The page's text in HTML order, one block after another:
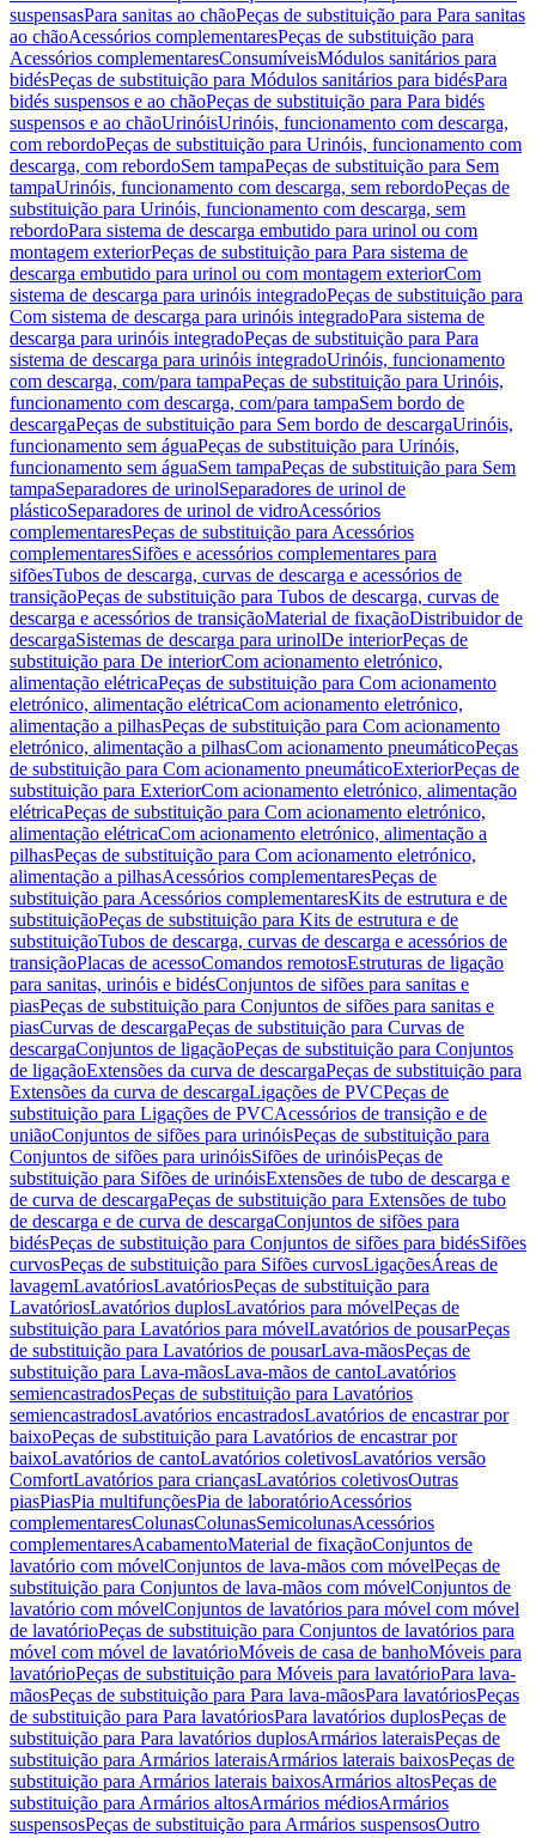
suspensasPara sanitas ao chãoPeças de substituição para Para sanitas
ao chãoAcessórios complementaresPeças de substituição para
Acessórios complementaresConsumíveisMódulos sanitários para
bidésPeças de substituição para Módulos sanitários para bidésPara
bidés suspensos e ao chãoPeças de substituição para Para bidés
suspensos e ao chãoUrinóisUrinóis, funcionamento com descarga,
com rebordoPeças de substituição para Urinóis, funcionamento com
descarga, com rebordoSem tampaPeças de substituição para Sem
tampaUrinóis, funcionamento com descarga, sem rebordoPeças de
substituição para Urinóis, funcionamento com descarga, sem
rebordoPara sistema de descarga embutido para urinol ou com
montagem exteriorPeças de substituição para Para sistema de
descarga embutido para urinol ou com montagem exteriorCom
sistema de descarga para urinóis integradoPeças de substituição para
Com sistema de descarga para urinóis integradoPara sistema de
descarga para urinóis integradoPeças de substituição para Para
sistema de descarga para urinóis integradoUrinóis, funcionamento
com descarga, com/para tampaPeças de substituição para Urinóis,
funcionamento com descarga, com/para tampaSem bordo de
descargaPeças de substituição para Sem bordo de descargaUrinóis,
funcionamento sem águaPeças de substituição para Urinóis,
funcionamento sem águaSem tampaPeças de substituição para Sem
tampaSeparadores de urinolSeparadores de urinol de
plásticoSeparadores de urinol de vidroAcessórios
complementaresPeças de substituição para Acessórios
complementaresSifões e acessórios complementares para
sifõesTubos de descarga, curvas de descarga e acessórios de
transiçãoPeças de substituição para Tubos de descarga, curvas de
descarga e acessórios de transiçãoMaterial de fixaçãoDistribuidor de
descargaSistemas de descarga para urinolDe interiorPeças de
substituição para De interiorCom acionamento eletrónico,
alimentação elétricaPeças de substituição para Com acionamento
eletrónico, alimentação elétricaCom acionamento eletrónico,
alimentação a pilhasPeças de substituição para Com acionamento
eletrónico, alimentação a pilhasCom acionamento pneumáticoPeças
de substituição para Com acionamento pneumáticoExteriorPeças de
substituição para ExteriorCom acionamento eletrónico, alimentação
elétricaPeças de substituição para Com acionamento eletrónico,
alimentação elétricaCom acionamento eletrónico, alimentação a
pilhasPeças de substituição para Com acionamento eletrónico,
alimentação a pilhasAcessórios complementaresPeças de
substituição para Acessórios complementaresKits de estrutura e de
substituiçãoPeças de substituição para Kits de estrutura e de
substituiçãoTubos de descarga, curvas de descarga e acessórios de
transiçãoPlacas de acessoComandos remotosEstruturas de ligação
para sanitas, urinóis e bidésConjuntos de sifões para sanitas e
piasPeças de substituição para Conjuntos de sifões para sanitas e
piasCurvas de descargaPeças de substituição para Curvas de
descargaConjuntos de ligaçãoPeças de substituição para Conjuntos
de ligaçãoExtensões da curva de descargaPeças de substituição para
Extensões da curva de descargaLigações de PVCPeças de
substituição para Ligações de PVCAcessórios de transição e de
uniãoConjuntos de sifões para urinóisPeças de substituição para
Conjuntos de sifões para urinóisSifões de urinóisPeças de
substituição para Sifões de urinóisExtensões de tubo de descarga e
de curva de descargaPeças de substituição para Extensões de tubo
de descarga e de curva de descargaConjuntos de sifões para
bidésPeças de substituição para Conjuntos de sifões para bidésSifões
curvosPeças de substituição para Sifões curvosLigaçõesÁreas de
lavagemLavatóriosLavatóriosPeças de substituição para
LavatóriosLavatórios duplosLavatórios para móvelPeças de
substituição para Lavatórios para móvelLavatórios de pousarPeças
de substituição para Lavatórios de pousarLava-mãosPeças de
substituição para Lava-mãosLava-mãos de cantoLavatórios
semiencastradosPeças de substituição para Lavatórios
semiencastradosLavatórios encastradosLavatórios de encastrar por
baixoPeças de substituição para Lavatórios de encastrar por
baixoLavatórios de cantoLavatórios coletivosLavatórios versão
ComfortLavatórios para criançasLavatórios coletivosOutras
piasPiasPia multifunçõesPia de laboratórioAcessórios
complementaresColunasColunasSemicolunasAcessórios
complementaresAcabamentoMaterial de fixaçãoConjuntos de
lavatório com móvelConjuntos de lava-mãos com móvelPeças de
substituição para Conjuntos de lava-mãos com móvelConjuntos de
lavatório com móvelConjuntos de lavatórios para móvel com móvel
de lavatórioPeças de substituição para Conjuntos de lavatórios para
móvel com móvel de lavatórioMóveis de casa de banhoMóveis para
lavatórioPeças de substituição para Móveis para lavatórioPara lava-
mãosPeças de substituição para Para lava-mãosPara lavatóriosPeças
de substituição para Para lavatóriosPara lavatórios duplosPeças de
substituição para Para lavatórios duplosArmários lateraisPeças de
substituição para Armários lateraisArmários laterais baixosPeças de
substituição para Armários laterais baixosArmários altosPeças de
substituição para Armários altosArmários médiosArmários
suspensosPeças de substituição para Armários suspensosOutro